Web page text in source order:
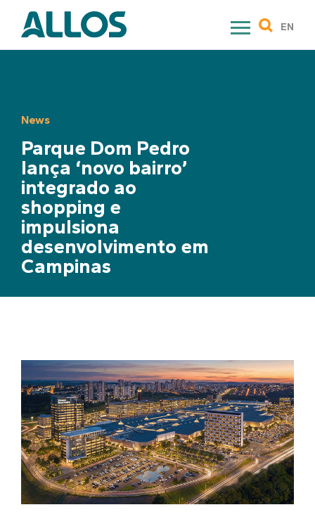
content
EN
News
Parque Dom Pedro
lança ‘novo bairro’
integrado ao
shopping e
impulsiona
desenvolvimento em
Campinas